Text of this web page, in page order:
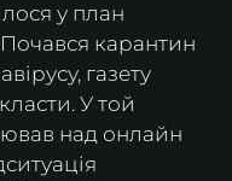
у план
карантин
газету
У той
над онлайн